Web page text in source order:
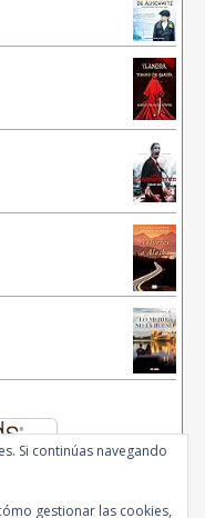
Si continúas navegando
gestionar las cookies,